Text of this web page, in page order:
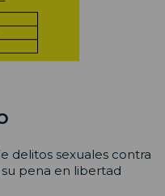
delitos sexuales contra
pena en libertad